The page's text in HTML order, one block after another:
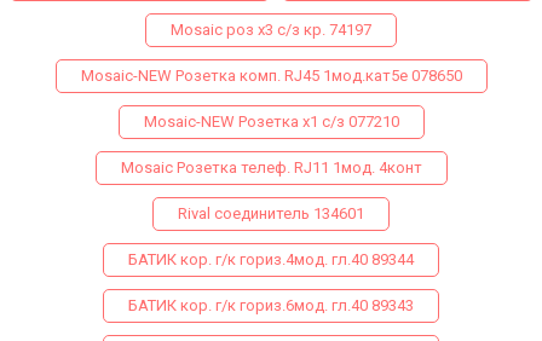
Mosaic роз х3 с/з кр. 74197
Mosaic-NEW Розетка комп. RJ45 1мод.кат5е 078650
Mosaic-NEW Розетка х1 с/з 077210
Mosaiс Розетка телеф. RJ11 1мод. 4конт
Rival соединитель 134601
БАТИК кор. г/к гориз.4мод. гл.40 89344
БАТИК кор. г/к гориз.6мод. гл.40 89343